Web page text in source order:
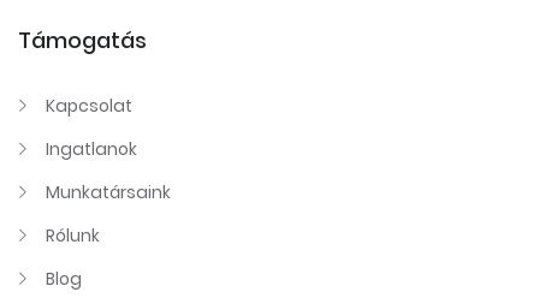
Támogatás
Kapcsolat
Ingatlanok
Munkatársaink
Rólunk
Blog